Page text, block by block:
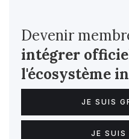
Devenir
intégrer
l'écosystème
JE SUIS
JE SUIS